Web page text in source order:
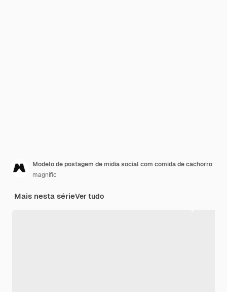
Modelo de postagem de mídia social com comida de cachorro
magnific
Mais nesta sérieVer tudo